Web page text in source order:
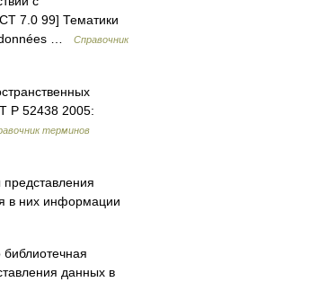
7.0 99] Тематики
données …
Справочник
Р 52438 2005:
терминов
в них информации
данных в